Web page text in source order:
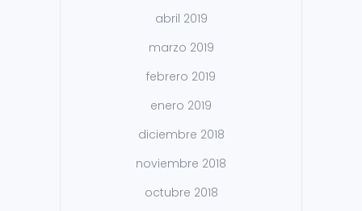
abril 2019
marzo 2019
febrero 2019
enero 2019
diciembre 2018
noviembre 2018
octubre 2018